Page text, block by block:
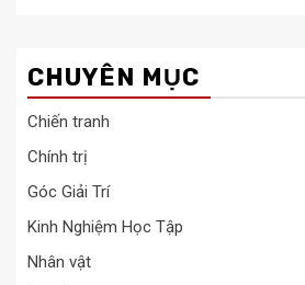
CHUYÊN MỤC
Chiến tranh
Chính trị
Góc Giải Trí
Kinh Nghiệm Học Tập
Nhân vật